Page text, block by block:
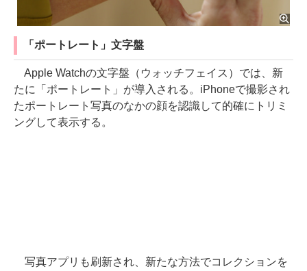
「ポートレート」文字盤
Apple Watchの文字盤（ウォッチフェイス）では、新
たに「ポートレート」が導入される。iPhoneで撮影され
たポートレート写真のなかの顔を認識して的確にトリミ
ングして表示する。
写真アプリも刷新され、新たな方法でコレクションを